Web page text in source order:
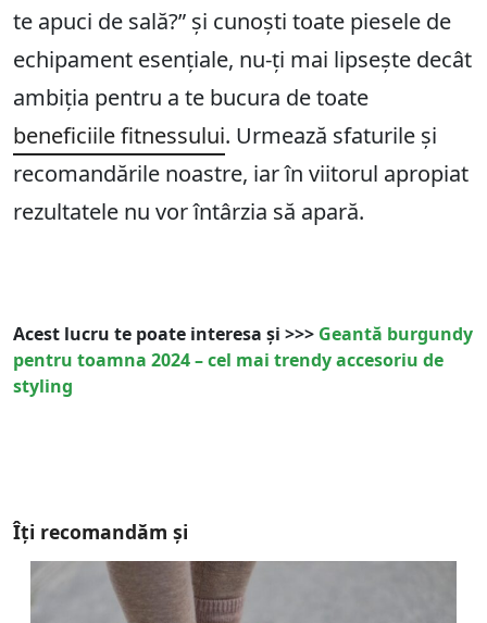
te apuci de sală?” și cunoști toate piesele de
echipament esențiale, nu-ți mai lipsește decât
ambiția pentru a te bucura de toate
beneficiile fitnessului. Urmează sfaturile și
recomandările noastre, iar în viitorul apropiat
rezultatele nu vor întârzia să apară.
Acest lucru te poate interesa și >>> Geantă burgundy
pentru toamna 2024 – cel mai trendy accesoriu de
styling
Îți recomandăm și